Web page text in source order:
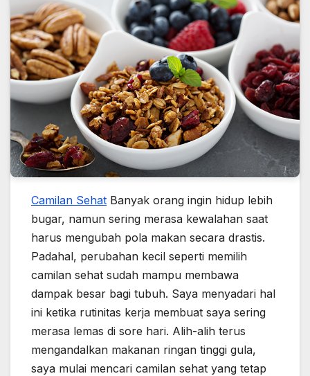
Camilan Sehat Banyak orang ingin hidup lebih
bugar, namun sering merasa kewalahan saat
harus mengubah pola makan secara drastis.
Padahal, perubahan kecil seperti memilih
camilan sehat sudah mampu membawa
dampak besar bagi tubuh. Saya menyadari hal
ini ketika rutinitas kerja membuat saya sering
merasa lemas di sore hari. Alih-alih terus
mengandalkan makanan ringan tinggi gula,
saya mulai mencari camilan sehat yang tetap